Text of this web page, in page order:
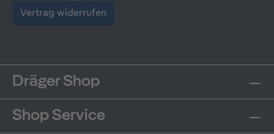
Vertrag widerrufen
Dräger Shop
Shop Service